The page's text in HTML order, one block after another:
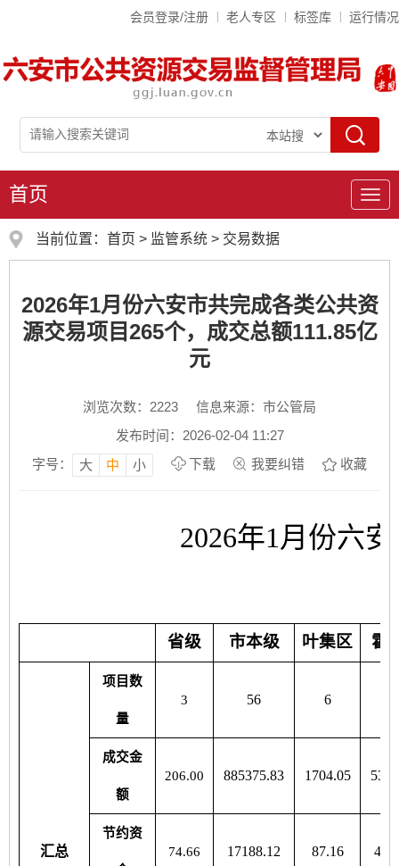
会员登录/注册 老人专区 标签库 运行情况
导
首页
当前位置： 首页 > 监管系统 > 交易数据
2026年1月份六安市共完成各类公共资
源交易项目265个，成交总额111.85亿
元
浏览次数： 2223
信息来源：市公管局
发布时间：2026-02-04 11:27
字号：
大 中 小 下载 我要纠错 收藏
2026年1月份六
省级 市本级 叶集区 霍
汇总
项目数
量
3 56 6
成交金
额
206.00 885375.83 1704.05
节约资
74.66 17188.12 87.16